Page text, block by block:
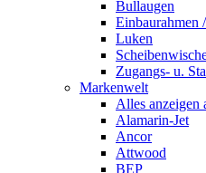
Bullaugen
Einbaurahmen
Luken
Zugangs- u.
Markenwelt
Alles anzeigen
Alamarin-Jet
Ancor
Attwood
BEP